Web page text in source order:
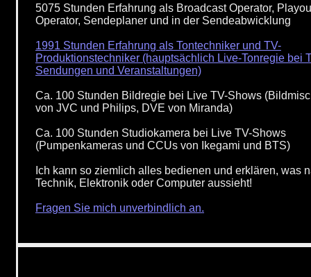
5075 Stunden Erfahrung als Broadcast Operator,
Operator, Sendeplaner und in der Sendeabwicklung
1991 Stunden Erfahrung als Tontechniker und TV-
Produktionstechniker (hauptsächlich Live-Tonregie bei
Sendungen und Veranstaltungen)
Ca. 100 Stunden Bildregie bei Live TV-Shows
von JVC und Philips, DVE von Miranda)
Ca. 100 Stunden Studiokamera bei Live TV-Shows
(Pumpenkameras und CCUs von Ikegami und BTS)
Ich kann so ziemlich alles bedienen und erklären, was
Technik, Elektronik oder Computer aussieht!
Fragen Sie mich unverbindlich an.